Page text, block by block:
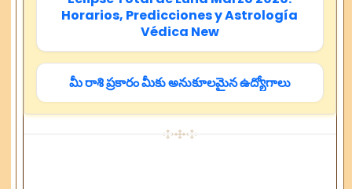
Horarios, Predicciones y Astrología
Védica New
మీ రాశి ప్రకారం మీకు అనుకూలమైన ఉద్యోగాలు